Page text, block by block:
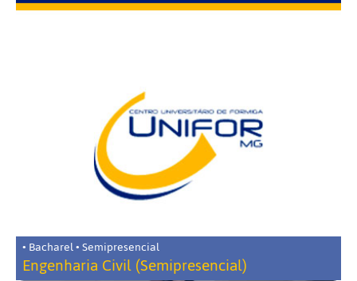
• Bacharel • Semipresencial
Engenharia Civil (Semipresencial)